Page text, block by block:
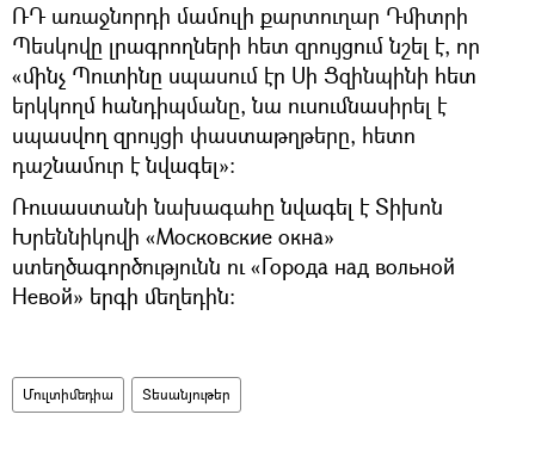
ՌԴ առաջնորդի մամուլի քարտուղար Դմիտրի
Պեսկովը լրագրողների հետ զրույցում նշել է, որ
«մինչ Պուտինը սպասում էր Սի Ցզինպինի հետ
երկկողմ հանդիպմանը, նա ուսումնասիրել է
սպասվող զրույցի փաստաթղթերը, հետո
դաշնամուր է նվագել»։
Ռուսաստանի նախագահը նվագել է Տիխոն
Խրեննիկովի «Московские окна»
ստեղծագործությունն ու «Города над вольной
Невой» երգի մեղեդին։
Մուլտիմեդիա Տեսանյութեր